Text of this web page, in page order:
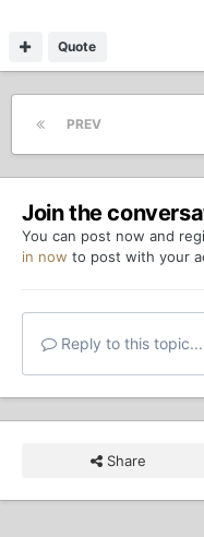
Quote
PREV
Join the
You can post now and
in now to post with your
Reply to this topic...
Share